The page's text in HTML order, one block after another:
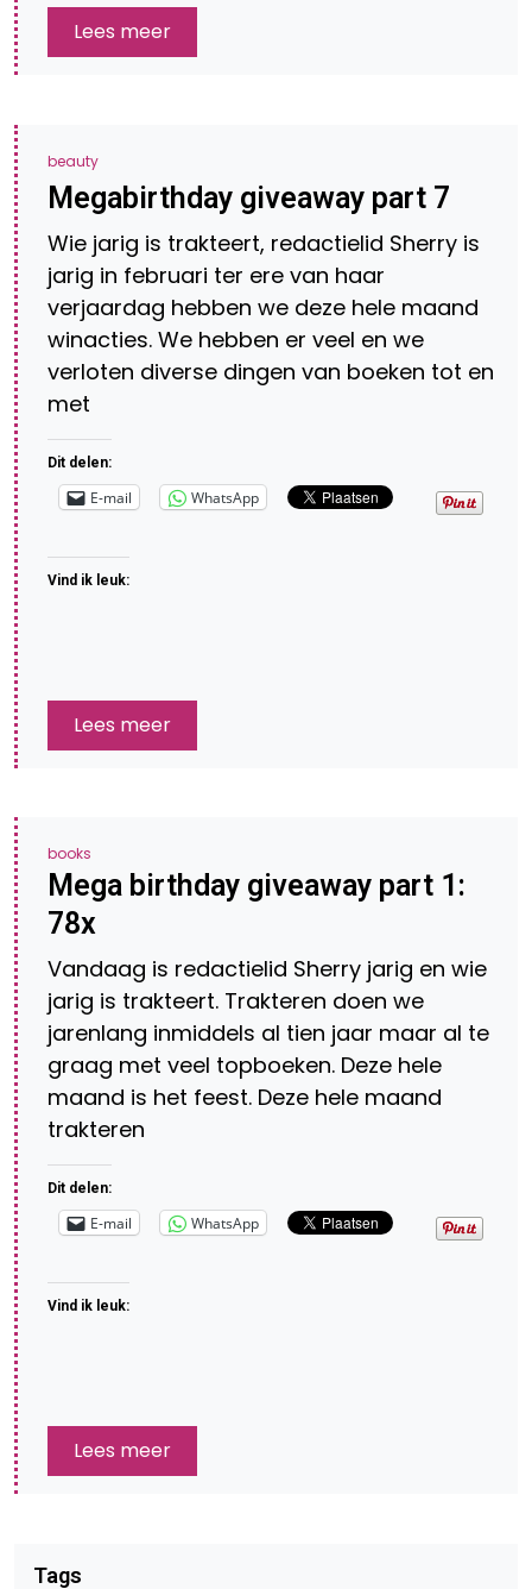
Lees meer
beauty
Megabirthday giveaway part 7
Wie jarig is trakteert, redactielid Sherry is
jarig in februari ter ere van haar
verjaardag hebben we deze hele maand
winacties. We hebben er veel en we
verloten diverse dingen van boeken tot en
met
Dit delen:
E-mail WhatsApp
Vind ik leuk:
Lees meer
books
Mega birthday giveaway part 1:
78x
Vandaag is redactielid Sherry jarig en wie
jarig is trakteert. Trakteren doen we
jarenlang inmiddels al tien jaar maar al te
graag met veel topboeken. Deze hele
maand is het feest. Deze hele maand
trakteren
Dit delen:
E-mail WhatsApp
Vind ik leuk:
Lees meer
Tags